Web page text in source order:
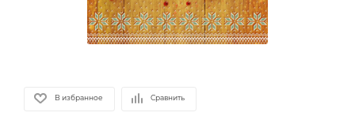
В избранное Сравнить